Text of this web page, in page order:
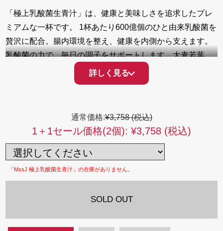
「極上乳酸菌生青汁」は、健康と美味しさを追求したプレ
ミアムな一杯です。 1杯あたり600億個のひと由来乳酸菌を
贅沢に配合。腸内環境を整え、健康を内側から支えます。
乳酸菌の力で、毎日の調子をサポートします。大麦若葉、
ケール、明日葉をはじめとする23種類の高品質な国産野菜
を使用、 新鮮な野菜の旨味と栄養を逃さない生搾り製法に
を配合し、後味のふくよかさをプラス。極上の美味しさ
で、忙しい日々の中で手軽に栄養を補給し、すっきりすこ
やかな生活をサポートします。
詳しく見る
通常価格:¥3,758 (税込)
1＋1セール価格(2個): ¥3,758 (税込)
「MssJ 極上乳酸菌生青汁」の在庫がありません。
SOLD OUT